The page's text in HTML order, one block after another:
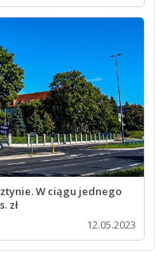
W ciągu jednego
zł
12.05.2023